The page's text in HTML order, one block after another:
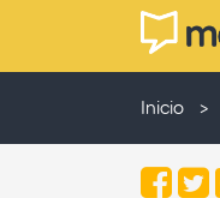
Inicio